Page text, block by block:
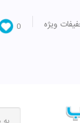
ویژه 0